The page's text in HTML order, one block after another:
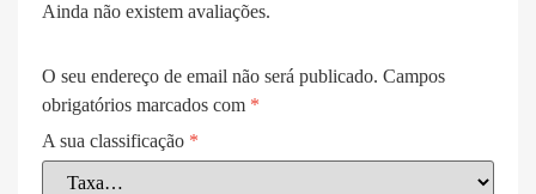
Ainda não existem avaliações.
O seu endereço de email não será publicado. Campos
obrigatórios marcados com *
A sua classificação *